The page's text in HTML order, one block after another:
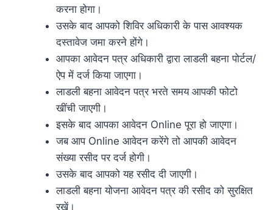
करना होगा।
उसके बाद आपको शिविर अधिकारी के पास आवश्यक
दस्तावेज जमा करने होंगे।
आपका आवेदन पत्र अधिकारी द्वारा लाडली बहना पोर्टल/
ऐप में दर्ज किया जाएगा।
लाडली बहना आवेदन पत्र भरते समय आपकी फोटो
खींची जाएगी।
इसके बाद आपका आवेदन Online पूरा हो जाएगा।
जब आप Online आवेदन करेंगे तो आपकी आवेदन
संख्या रसीद पर दर्ज होगी।
उसके बाद आपको यह रसीद दी जाएगी।
लाडली बहना योजना आवेदन पत्र की रसीद को सुरक्षित
रखें।